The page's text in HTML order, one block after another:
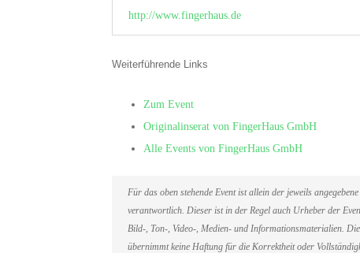
http://www.fingerhaus.de
Weiterführende Links
Zum Event
Originalinserat von FingerHaus GmbH
Alle Events von FingerHaus GmbH
Für das oben stehende Event ist allein der jeweils
verantwortlich. Dieser ist in der Regel auch Urheber der
Bild-, Ton-, Video-, Medien- und Informationsmaterialien.
übernimmt keine Haftung für die Korrektheit oder